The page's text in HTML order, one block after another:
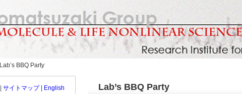
Lab’s BBQ Party
サイトマップ| English Lab’s BBQ Party